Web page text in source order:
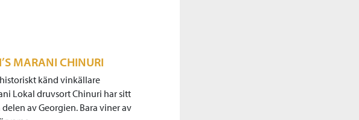
MARANI CHINURI
känd vinkällare
Lokal druvsort Chinuri har sitt
av Georgien. Bara viner av